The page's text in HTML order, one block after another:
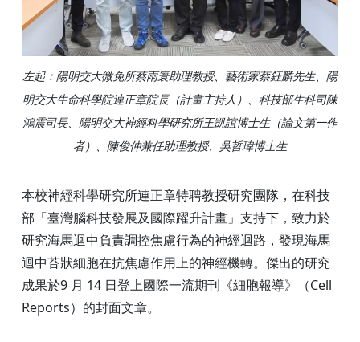
左起：陽明交大微免所蔡雨寰助理教授、藝術家蔡鈺麟先生、陽
明交大生命科學院連正章院長（計畫主持人）、科技部生科司陳
鴻震司長、陽明交大神經科學研究所王凱誼博士生（論文第一作
者）、陳俊仲兼任助理教授、吳哲瑋博士生
本校神經科學研究所連正章特聘教授研究團隊，在科技
部「臺灣腦科技發展及國際躍升計畫」支持下，致力於
研究海馬迴中負責調控焦慮行為的神經迴路，發現海馬
迴中苔狀細胞在抗焦慮作用上的神經機轉。傑出的研究
成果於9 月 14 日登上國際一流期刊《細胞報導》（Cell
Reports）的封面文章。